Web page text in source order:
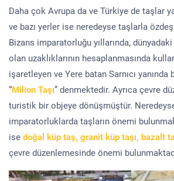
Daha çok Avrupa da ve Türkiye de taşlar
ve bazı yerler ise neredeyse taşlarla
Bizans imparatorluğu yıllarında,
olan uzaklıklarının hesaplanmasında
işaretleyen ve Yere batan Sarnıcı yanında
“Milion Taşı” denmektedir. Ayrıca çevre
turistik bir objeye dönüşmüştür.
imparatorluklarda taşların önemi
ise doğal küp taş, granit küp taşı, bazalt
çevre düzenlemesinde önemi